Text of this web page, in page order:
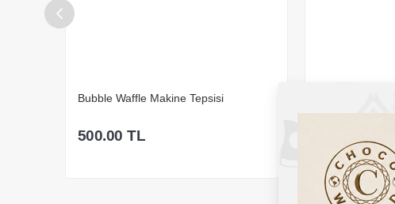
FY-2205 Rezistans
1,975.00 TL
1,500.00 TL